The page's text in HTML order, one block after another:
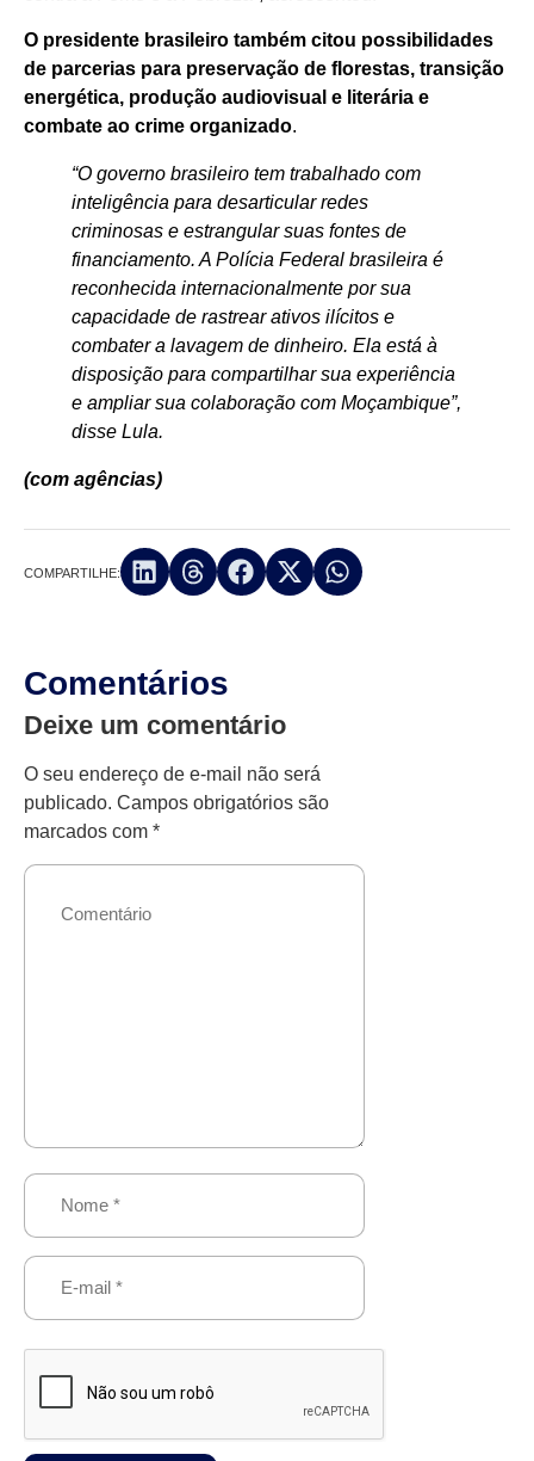
O presidente brasileiro também citou possibilidades
de parcerias para preservação de florestas, transição
energética, produção audiovisual e literária e
combate ao crime organizado.
“O governo brasileiro tem trabalhado com
inteligência para desarticular redes
criminosas e estrangular suas fontes de
financiamento. A Polícia Federal brasileira é
reconhecida internacionalmente por sua
capacidade de rastrear ativos ilícitos e
combater a lavagem de dinheiro. Ela está à
disposição para compartilhar sua experiência
e ampliar sua colaboração com Moçambique”,
disse Lula.
(com agências)
COMPARTILHE:
Comentários
Deixe um comentário
O seu endereço de e-mail não será
publicado. Campos obrigatórios são
marcados com *